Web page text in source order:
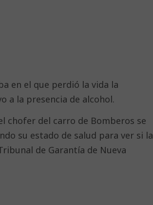
en el que perdió la vida la
a la presencia de alcohol.
chofer del carro de Bomberos se
su estado de salud para ver si la
de Garantía de Nueva